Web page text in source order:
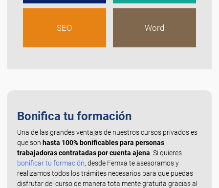
SEO Word
Bonifica tu formación
Una de las grandes ventajas de nuestros cursos privados es
que son hasta 100% bonificables para personas
trabajadoras contratadas por cuenta ajena . Si quieres
bonificar tu formación, desde Femxa te asesoramos y
realizamos todos los trámites necesarios para que puedas
disfrutar del curso de manera totalmente gratuita gracias al